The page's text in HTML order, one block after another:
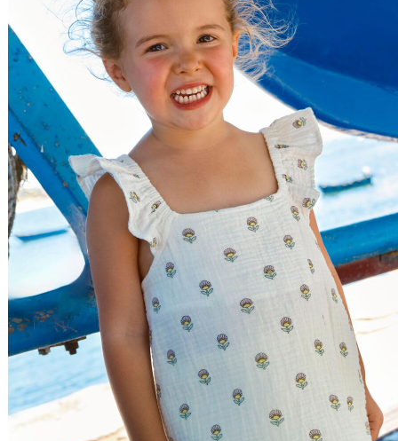
Ordenar por
Relevância
Relevância
Preço Crescente
Preço Decrescente
Nome do Produto A - Z
Nome do Produto Z - A
Filtrar